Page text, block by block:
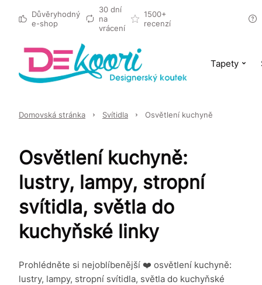
Důvěryhodný
e-shop
30 dní
na
vrácení
1500+
recenzí
Tapety
Domovská stránka Svítidla Osvětlení kuchyně
Osvětlení kuchyně:
lustry, lampy, stropní
svítidla, světla do
kuchyňské linky
Prohlédněte si nejoblíbenější ❤️ osvětlení kuchyně:
lustry, lampy, stropní svítidla, světla do kuchyňské